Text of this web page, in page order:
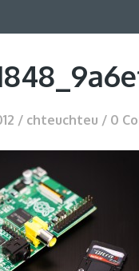
/ chteuchteu / 0